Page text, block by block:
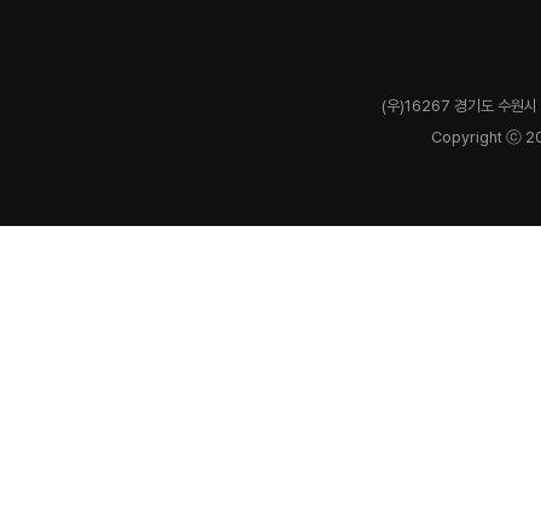
(우)16267 경기도 수원
Copyright ⓒ